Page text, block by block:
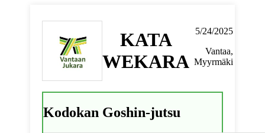
KATA
WEKARA
5/24/2025
Vantaa,
Myyrmäki
Kodokan Goshin-jutsu